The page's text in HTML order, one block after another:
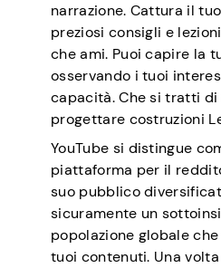
narrazione. Cattura il
preziosi consigli e
che ami. Puoi capire la
osservando i tuoi
capacità. Che si tratti
progettare costruzioni
YouTube si distingue
piattaforma per il
suo pubblico
sicuramente un
popolazione globale
tuoi contenuti. Una